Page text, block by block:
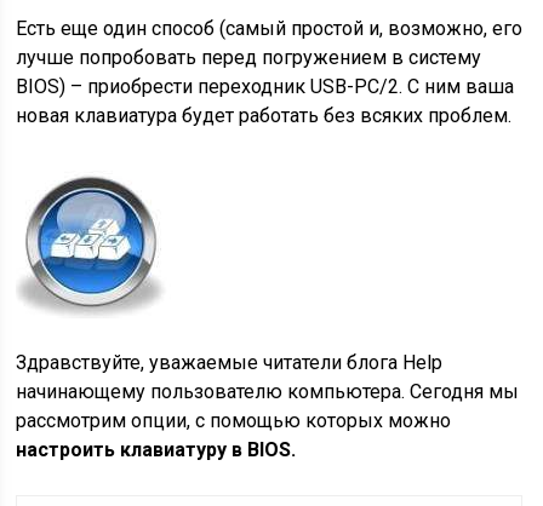
Есть еще один способ (самый простой и, возможно, его
лучше попробовать перед погружением в систему
BIOS) – приобрести переходник USB-PC/2. С ним ваша
новая клавиатура будет работать без всяких проблем.
Здравствуйте, уважаемые читатели блога Help
начинающему пользователю компьютера. Сегодня мы
рассмотрим опции, с помощью которых можно
настроить клавиатуру в BIOS.